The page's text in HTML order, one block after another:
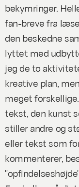
bekymringer.
fan-breve fra
den beskedne
lyttet med
jeg de to
kreative plan,
meget
tekst, den kunst
stiller andre og
eller tekst som
kommenterer,